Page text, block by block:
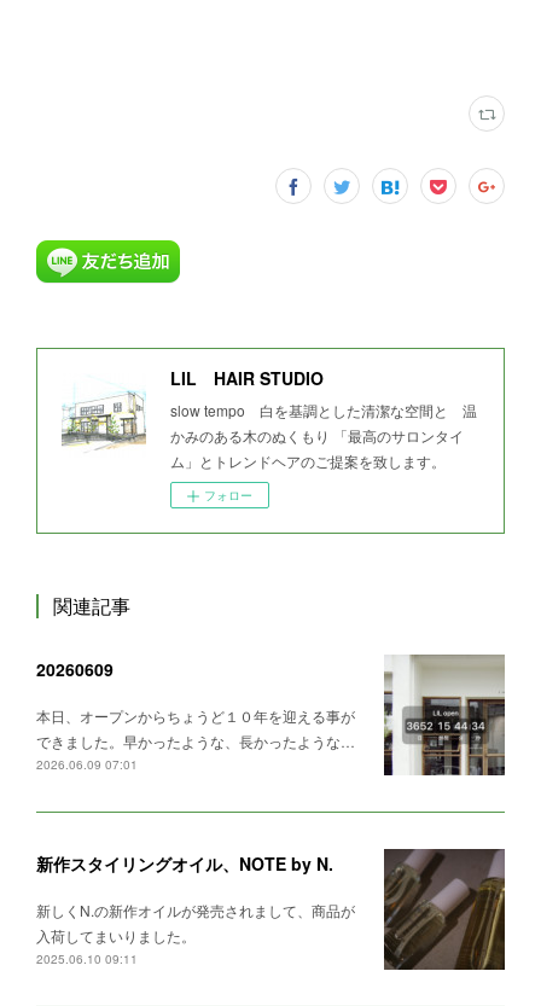
LIL HAIR STUDIO
slow tempo 白を基調とした清潔な空間と 温
かみのある木のぬくもり 「最高のサロンタイ
ム」とトレンドヘアのご提案を致します。
フォロー
関連記事
20260609
本日、オープンからちょうど１０年を迎える事が
できました。早かったような、長かったような…
2026.06.09 07:01
新作スタイリングオイル、NOTE by N.
新しくN.の新作オイルが発売されまして、商品が
入荷してまいりました。
2025.06.10 09:11